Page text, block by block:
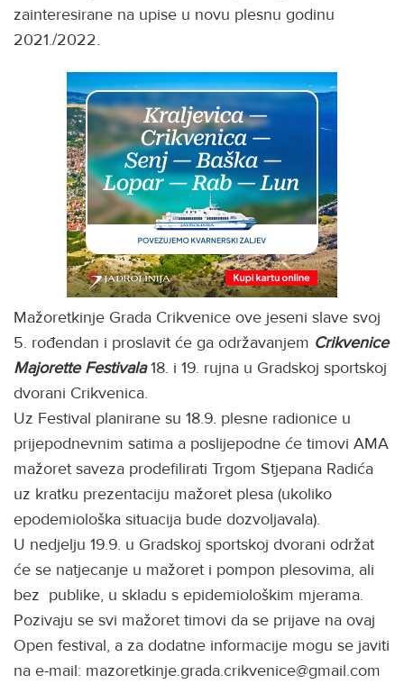
zainteresirane na upise u novu plesnu godinu
2021./2022.
Mažoretkinje Grada Crikvenice ove jeseni slave svoj
5. rođendan i proslavit će ga održavanjem Crikvenice
Majorette Festivala 18. i 19. rujna u Gradskoj sportskoj
dvorani Crikvenica.
Uz Festival planirane su 18.9. plesne radionice u
prijepodnevnim satima a poslijepodne će timovi AMA
mažoret saveza prodefilirati Trgom Stjepana Radića
uz kratku prezentaciju mažoret plesa (ukoliko
epodemiološka situacija bude dozvoljavala).
U nedjelju 19.9. u Gradskoj sportskoj dvorani održat
će se natjecanje u mažoret i pompon plesovima, ali
bez publike, u skladu s epidemiološkim mjerama.
Pozivaju se svi mažoret timovi da se prijave na ovaj
Open festival, a za dodatne informacije mogu se javiti
na e-mail: mazoretkinje.grada.crikvenice@gmail.com